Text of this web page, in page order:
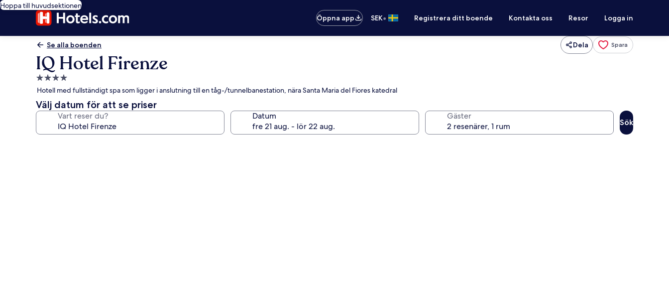
Hoppa till huvudsektionen
Öppna app
SEK• Registrera ditt boende Kontakta oss Resor Logga in
Se alla boenden Dela Spara
IQ Hotel Firenze
4.0-
stjärnigt
boende
Hotell med fullständigt spa som ligger i anslutning till en tåg-/tunnelbanestation, nära Santa Maria del Fiores katedral
Välj datum för att se priser
Vart reser du? Datum Gäster
Sök